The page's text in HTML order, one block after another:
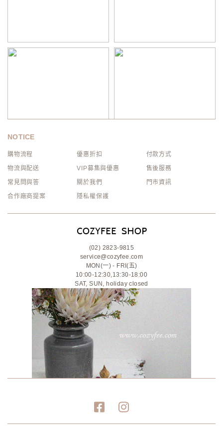
NOTICE
購物流程 優惠折扣
付款方式
物流與配送
VIP募集與優惠
售後服務
常見問與答
關於我們
門市資訊
合作廠商提案
隱私權保護
(02) 2823-9815
service@cozyfee.com
MON(一) - FRI(五)
10:00-12:30,13:30-18:00
SAT, SUN, holiday closed